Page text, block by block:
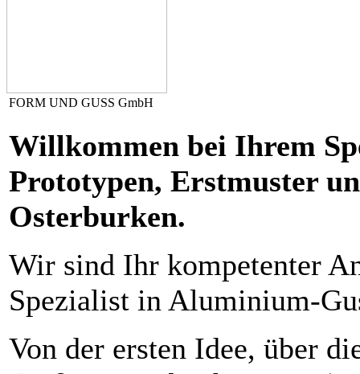
FORM UND GUSS GmbH
Willkommen bei Ihrem
Prototypen, Erstmuster
Osterburken.
Wir sind Ihr kompetenter
Spezialist in Aluminium-
Von der ersten Idee, über